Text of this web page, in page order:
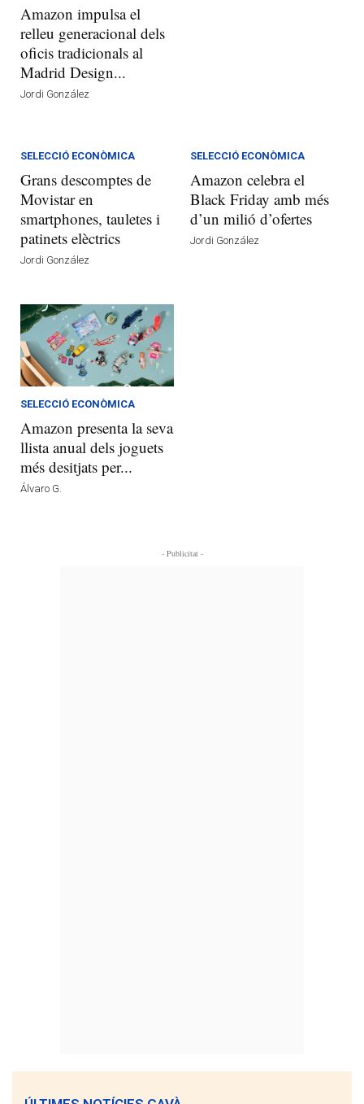
Amazon impulsa el
relleu generacional dels
oficis tradicionals al
Madrid Design...
Jordi González
SELECCIÓ ECONÒMICA
Grans descomptes de
Movistar en
smartphones, tauletes i
patinets elèctrics
Jordi González
SELECCIÓ ECONÒMICA
Amazon celebra el
Black Friday amb més
d’un milió d’ofertes
Jordi González
SELECCIÓ ECONÒMICA
Amazon presenta la seva
llista anual dels joguets
més desitjats per...
Álvaro G.
- Publicitat -